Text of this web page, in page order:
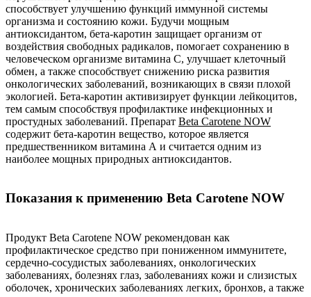
способствует улучшению функций иммунной системы
организма и состоянию кожи. Будучи мощным
антиоксидантом, бета-каротин защищает организм от
воздействия свободных радикалов, помогает сохранению в
человеческом организме витамина С, улучшает клеточный
обмен, а также способствует снижению риска развития
онкологических заболеваний, возникающих в связи плохой
экологией. Бета-каротин активизирует функции лейкоцитов,
тем самым способствуя профилактике инфекционных и
простудных заболеваний. Препарат Beta Carotene NOW
содержит бета-каротин вещество, которое является
предшественником витамина А и считается одним из
наиболее мощных природных антиоксидантов.
Показания к применению Beta Carotene NOW
Продукт Beta Carotene NOW рекомендован как
профилактическое средство при пониженном иммунитете,
сердечно-сосудистых заболеваниях, онкологических
заболеваниях, болезнях глаз, заболеваниях кожи и слизистых
оболочек, хронических заболеваниях легких, бронхов, а также